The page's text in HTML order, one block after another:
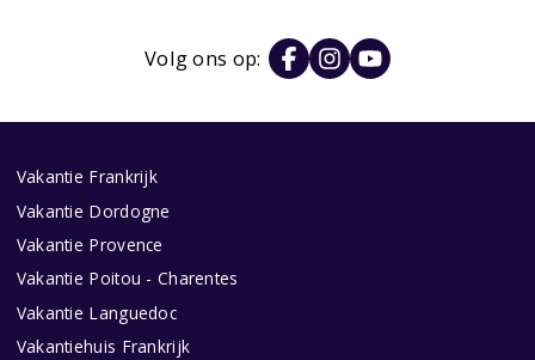
Volg ons op:
Vakantie Frankrijk
Vakantie Dordogne
Vakantie Provence
Vakantie Poitou - Charentes
Vakantie Languedoc
Vakantiehuis Frankrijk